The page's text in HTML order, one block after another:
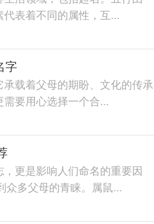
表着不同的属性，互...
字
载着父母的期盼、文化的传承
要用心选择一个合...
更是影响人们命名的重要因
众多父母的青睐。属鼠...